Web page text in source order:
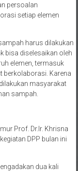
persoalan
setiap elemen
harus dilakukan
bisa diselesaikan oleh
elemen, termasuk
berkolaborasi. Karena
masyarakat
sampah.
Prof. Dr.Ir. Khrisna
DPP bulan ini
dua kali